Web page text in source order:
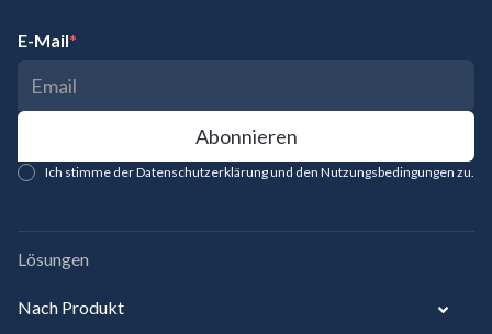
E-Mail*
Ich stimme der Datenschutzerklärung und den Nutzungsbedingungen zu.
Lösungen
Nach Produkt